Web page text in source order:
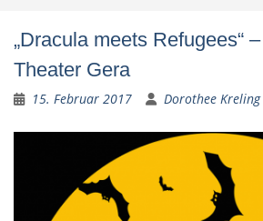
„Dracula meets Refugees“
Theater Gera
15. Februar 2017 Dorothee Kreling